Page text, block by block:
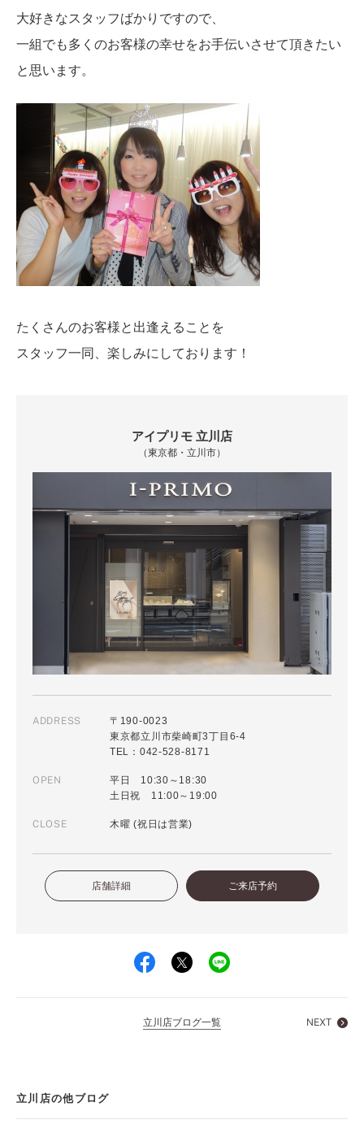
大好きなスタッフばかりですので、
一組でも多くのお客様の幸せをお手伝いさせて頂きたい
と思います。
たくさんのお客様と出逢えることを
スタッフ一同、楽しみにしております！
アイプリモ 立川店
（東京都・立川市）
ADDRESS
〒190-0023
東京都立川市柴崎町3丁目6-4
TEL：042-528-8171
OPEN
平日 10:30～18:30
土日祝 11:00～19:00
CLOSE 木曜 (祝日は営業)
店舗詳細 ご来店予約
立川店ブログ一覧 NEXT
立川店の他ブログ